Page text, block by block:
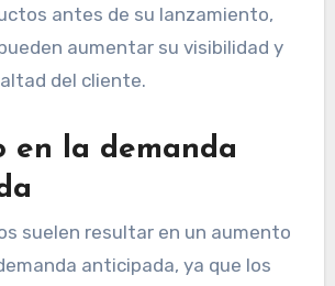
antes de su lanzamiento,
aumentar su visibilidad y
del cliente.
en la demanda
suelen resultar en un aumento
anticipada, ya que los